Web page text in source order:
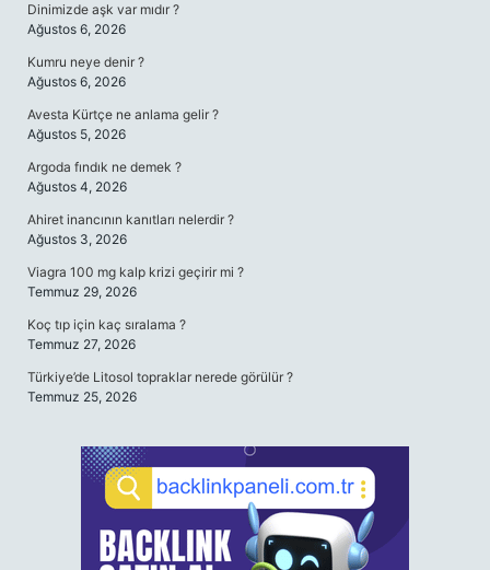
Dinimizde aşk var mıdır ?
Ağustos 6, 2026
Kumru neye denir ?
Ağustos 6, 2026
Avesta Kürtçe ne anlama gelir ?
Ağustos 5, 2026
Argoda fındık ne demek ?
Ağustos 4, 2026
Ahiret inancının kanıtları nelerdir ?
Ağustos 3, 2026
Viagra 100 mg kalp krizi geçirir mi ?
Temmuz 29, 2026
Koç tıp için kaç sıralama ?
Temmuz 27, 2026
Türkiye’de Litosol topraklar nerede görülür ?
Temmuz 25, 2026